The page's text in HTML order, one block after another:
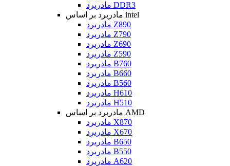
مادربرد DDR3
مادربرد بر اساس intel
مادربرد Z890
مادربرد Z790
مادربرد Z690
مادربرد Z590
مادربرد B760
مادربرد B660
مادربرد B560
مادربرد H610
مادربرد H510
مادربرد بر اساس AMD
مادربرد X870
مادربرد X670
مادربرد B650
مادربرد B550
مادربرد A620